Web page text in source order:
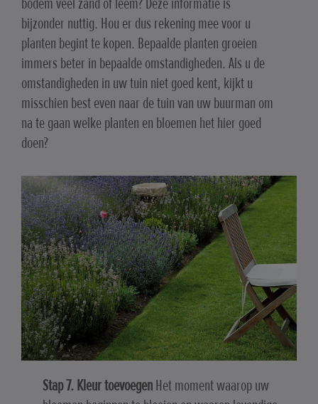
bodem veel zand of leem? Deze informatie is
bijzonder nuttig. Hou er dus rekening mee voor u
planten begint te kopen. Bepaalde planten groeien
immers beter in bepaalde omstandigheden. Als u de
omstandigheden in uw tuin niet goed kent, kijkt u
misschien best even naar de tuin van uw buurman om
na te gaan welke planten en bloemen het hier goed
doen?
Stap 7. Kleur toevoegenHet moment waarop uw